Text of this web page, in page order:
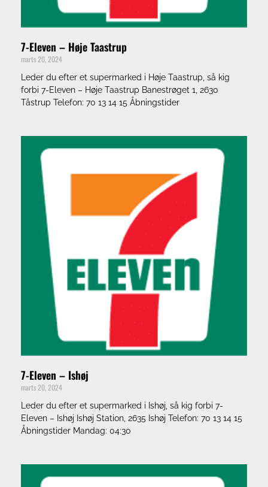
7-Eleven – Høje Taastrup
marts 20, 2024
Leder du efter et supermarked i Høje Taastrup, så kig
forbi 7-Eleven – Høje Taastrup Banestrøget 1, 2630
Tåstrup Telefon: 70 13 14 15 Åbningstider
7-Eleven – Ishøj
marts 20, 2024
Leder du efter et supermarked i Ishøj, så kig forbi 7-
Eleven – Ishøj Ishøj Station, 2635 Ishøj Telefon: 70 13 14 15
Åbningstider Mandag: 04:30